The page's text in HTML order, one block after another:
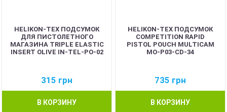
HELIKON-TEX ПОДСУМОК
ДЛЯ ПИСТОЛЕТНОГО
МАГАЗИНА TRIPLE ELASTIC
INSERT OLIVE IN-TEL-PO-02
315 грн
В КОРЗИНУ
HELIKON-TEX ПОДСУМОК
COMPETITION RAPID
PISTOL POUCH MULTICAM
MO-P03-CD-34
735 грн
В КОРЗИНУ